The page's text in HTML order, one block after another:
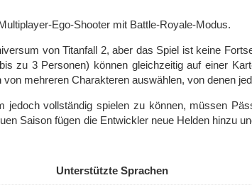
Ego-Shooter mit Battle-Royale-Modus.
von Titanfall 2, aber das Spiel ist keine
zu 3 Personen) können gleichzeitig auf einer
von mehreren Charakteren auswählen, von denen
jedoch vollständig spielen zu können, müssen
Saison fügen die Entwickler neue Helden hinzu
Unterstützte Sprachen